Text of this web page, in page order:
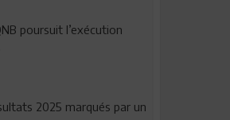
poursuit l’exécution
2025 marqués par un